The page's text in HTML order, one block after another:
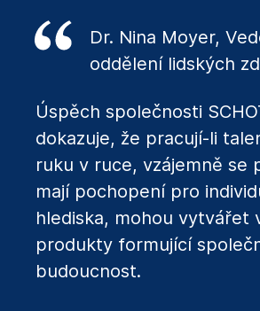
Dr. Nina Moyer,
oddělení lidských
Úspěch společnosti
dokazuje, že pracují-li
ruku v ruce, vzájemně se
mají pochopení pro
hlediska, mohou vytvářet
produkty formující
budoucnost.